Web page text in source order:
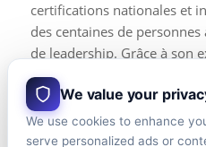
certifications nationales et
des centaines de
de leadership. Grâce à son
connaissances et son
dirigent des entreprises
vous souhaitez devenir un
tous les aspects de votre
We value your
We use cookies to enhance
serve personalized ads or